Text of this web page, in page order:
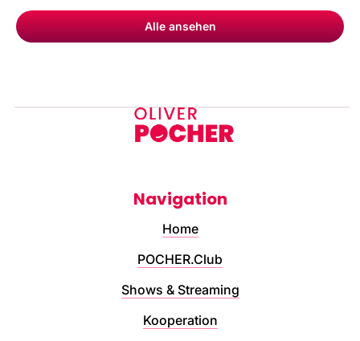
Alle ansehen
Navigation
Home
POCHER.Club
Shows & Streaming
Kooperation